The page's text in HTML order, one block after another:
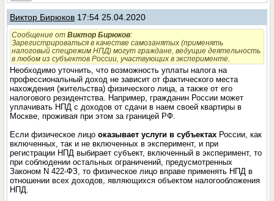
Виктор Бирюков 17:54 25.04.2020
Сообщение отВиктор Бирюков:
Зарегистрироваться в качестве самозанятых (применять
налоговый спецрежим НПД) могут граждане, ведущие деятельность
в любом из субъектов России, участвующих в эксперименте.
Необходимо уточнить, что возможность уплаты налога на
профессиональный доход не зависит от фактического места
нахождения (жительства) физического лица, а также от его
налогового резидентства. Например, гражданин России может
уплачивать НПД с доходов от сдачи в наем своей квартиры в
Москве, проживая при этом за границей РФ.
Если физическое лицооказывает услуги в субъектах России, как
включенных, так и не включенных в эксперимент, и при
регистрации НПД выбирает субъект, включенный в эксперимент, то
при соблюдении остальных ограничений, предусмотренных
Законом N 422-ФЗ, то физическое лицо вправе применять НПД в
отношении всех доходов, являющихся объектом налогообложения
НПД.